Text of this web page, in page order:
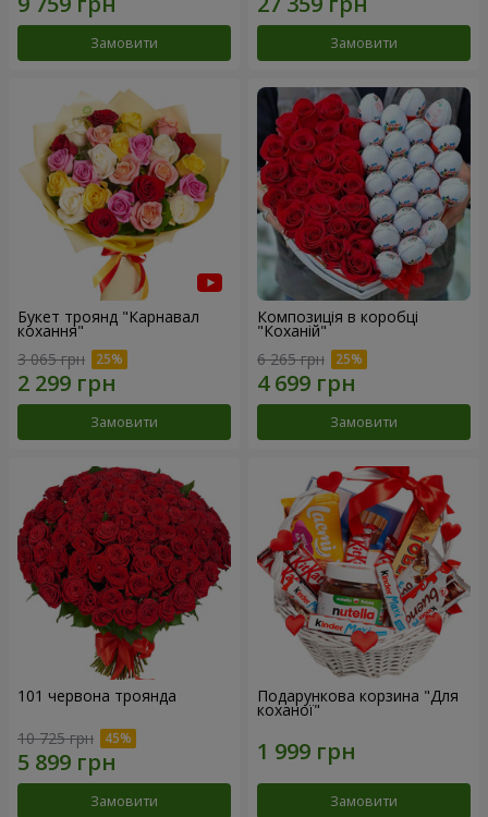
Замовити Замовити
Букет троянд "Карнавал
кохання"
3 065 грн
Замовити
Композиція в коробці
"Коханій"
6 265 грн
Замовити
101 червона троянда
10 725 грн
Замовити
Подарункова корзина "Для
коханої"
Замовити